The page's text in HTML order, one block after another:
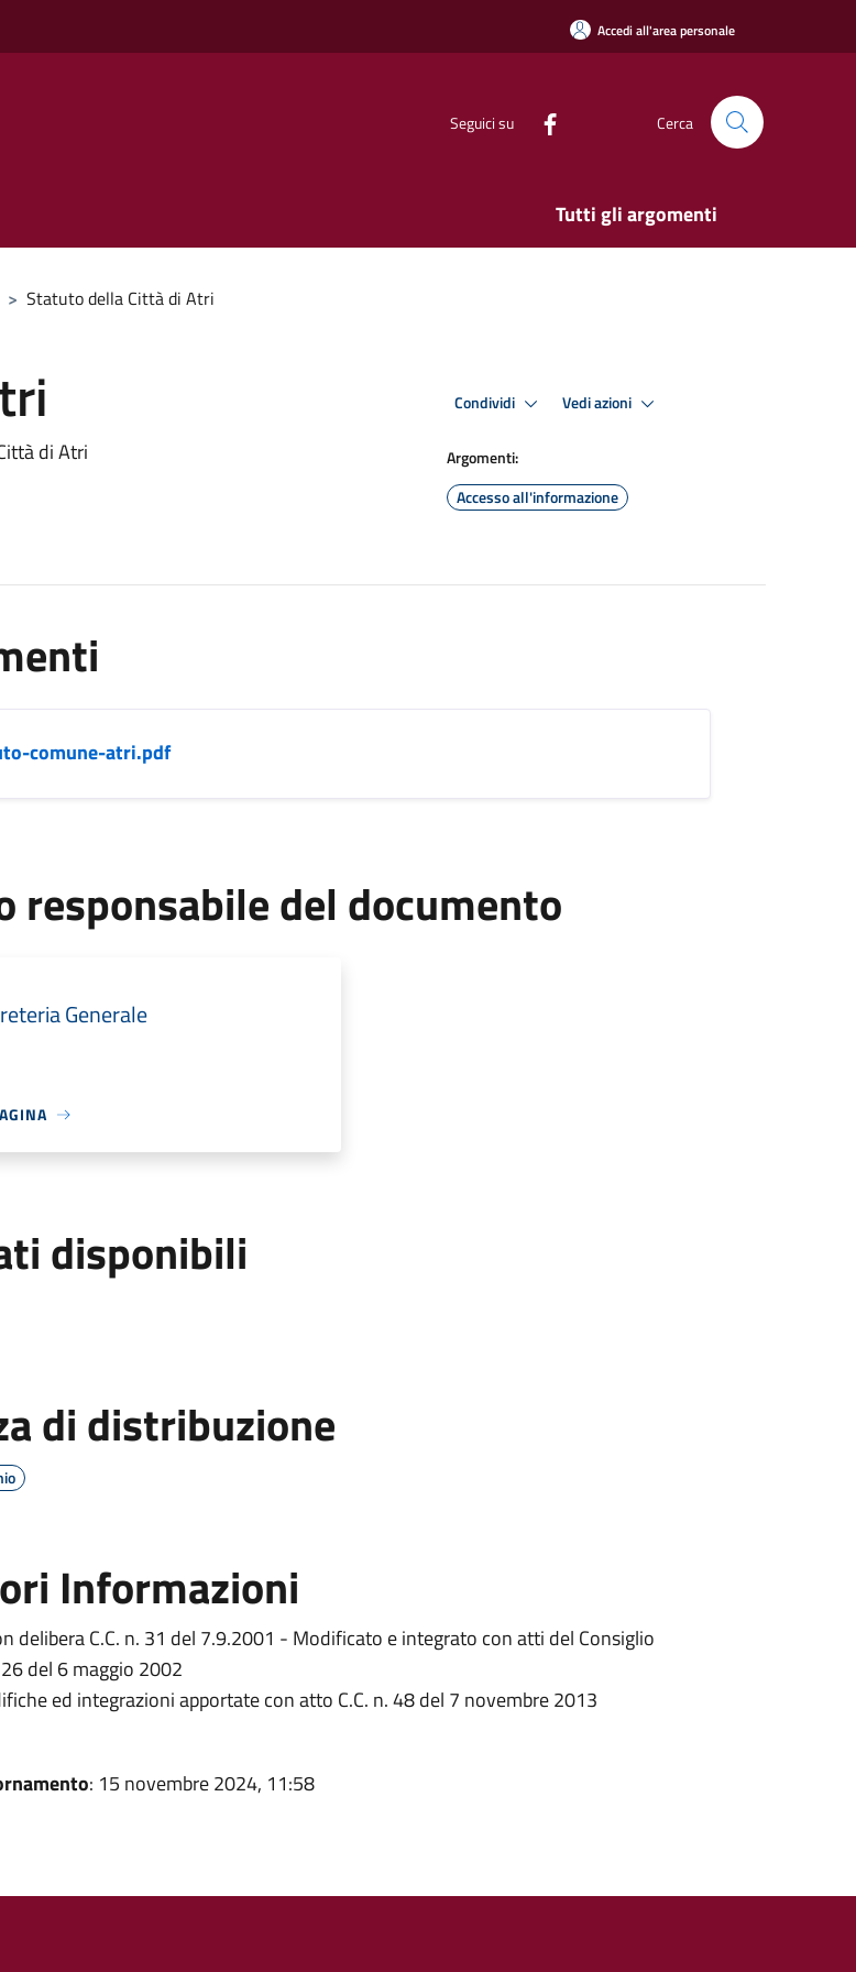
Accedi all'area personale
Seguici su Cerca
Tutti gli argomenti
> Statuto della Città di Atri
di Atri
Condividi Vedi azioni
Argomenti:
Accesso all'informazione
comune-atri.pdf
responsabile del documento
Generale
disponibili
di distribuzione
Informazioni
delibera C.C. n. 31 del 7.9.2001 - Modificato e integrato con atti del Consiglio
del 6 maggio 2002
ed integrazioni apportate con atto C.C. n. 48 del 7 novembre 2013
: 15 novembre 2024, 11:58